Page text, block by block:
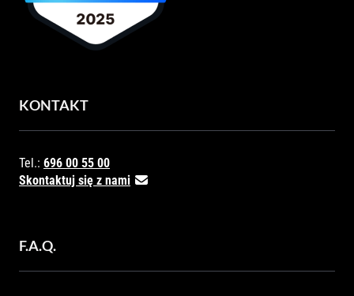
KONTAKT
Tel.: 696 00 55 00
Skontaktuj się z nami
F.A.Q.